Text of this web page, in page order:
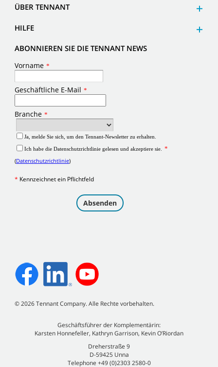
ÜBER TENNANT
HILFE
ABONNIEREN SIE DIE TENNANT NEWS
©2026Tennant Company. Alle Rechte vorbehalten.
Geschäftsführer der Komplementärin:
Karsten Honnefeller, Kathryn Garrison, Kevin O’Riordan
Dreherstraße 9
D-59425 Unna
Telephone +49 (0)2303 2580-0